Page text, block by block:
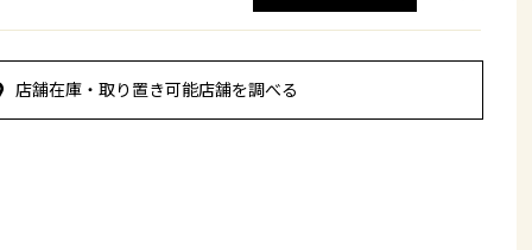
店舗在庫・取り置き可能店舗を調べる